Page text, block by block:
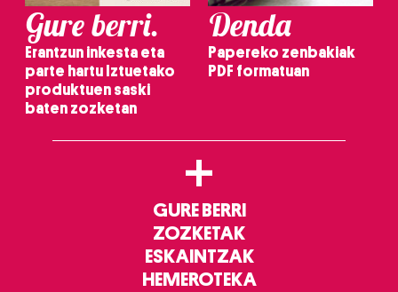
Gure berri.
Erantzun inkesta eta
parte hartu Iztuetako
produktuen saski
baten zozketan
Denda
Papereko zenbakiak
PDF formatuan
+
GURE BERRI
ZOZKETAK
ESKAINTZAK
HEMEROTEKA